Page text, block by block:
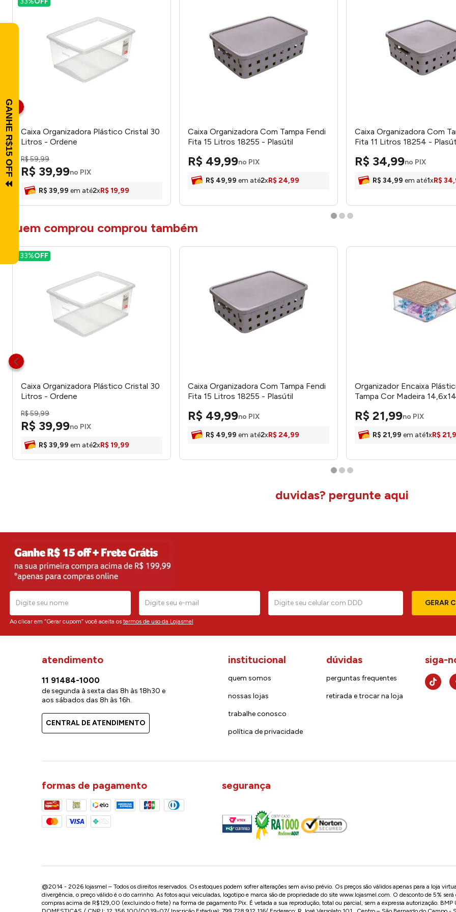
Caixa Organizadora Plástico Cristal 30
Litros - Ordene
R$59,99
R$ 39,99no PIX
R$ 39,99 em até2xR$ 19,99
Caixa Organizadora Com Tampa Fendi
Fita 15 Litros 18255 - Plasútil
R$ 49,99no PIX
R$ 49,99 em até2xR$ 24,99
Caixa Organizadora Com
Fita 11 Litros 18254 -
R$ 34,99no PIX
R$ 34,99 em até1xR$ 34,
quem comprou comprou também
33%OFF
Caixa Organizadora Plástico Cristal 30
Litros - Ordene
R$59,99
R$ 39,99no PIX
R$ 39,99 em até2xR$ 19,99
Caixa Organizadora Com Tampa Fendi
Fita 15 Litros 18255 - Plasútil
R$ 49,99no PIX
R$ 49,99 em até2xR$ 24,99
Organizador Encaixa
Tampa Cor Madeira
R$ 21,99no PIX
R$ 21,99 em até1xR$ 21,
duvidas? pergunte aqui
GERAR
Ao clicar em “Gerar cupom” você aceita os termos de uso da Lojasmel
atendimento
11 91484-1000
de segunda à sexta das 8h às 18h30 e
aos sábados das 8h às 16h.
CENTRAL DE ATENDIMENTO
institucional
quem somos
nossas lojas
trabalhe conosco
política de privacidade
dúvidas
perguntas frequentes
retirada e trocar na loja
siga-
formas de pagamento segurança
@2014 - 2026 lojasmel – Todos os direitos reservados. Os estoques podem sofrer alterações sem aviso prévio. Os preços são válidos apenas para a loja
divergência, o preço válido é o do carrinho. As fotos aqui veiculadas, logotipo e marca são de propriedade do site www.lojasmel.com. O desconto de 5%
compras acima de R$129,00 (excluindo o frete) na forma de pagamento Pix. É vetada a sua reprodução, total ou parcial, sem a expressa autorização. BMP